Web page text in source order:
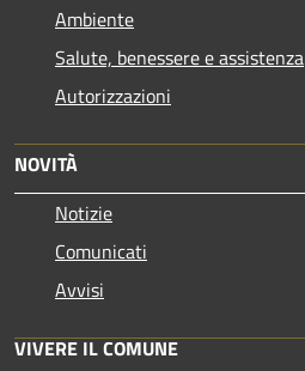
Ambiente
Salute, benessere e assistenza
Autorizzazioni
NOVITÀ
Notizie
Comunicati
Avvisi
VIVERE IL COMUNE